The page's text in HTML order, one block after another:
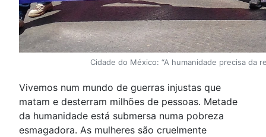
Cidade do México: “A humanidade precisa da
Vivemos num mundo de guerras injustas que
matam e desterram milhões de pessoas. Metade
da humanidade está submersa numa pobreza
esmagadora. As mulheres são cruelmente